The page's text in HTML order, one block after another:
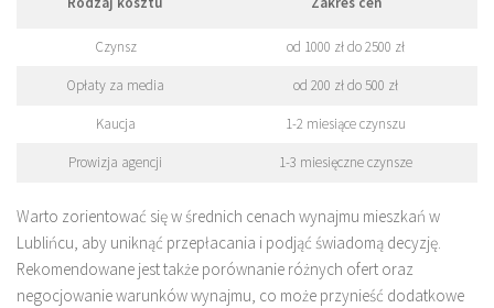
Czynsz od 1000 zł do 2500 zł
Opłaty za media od 200 zł do 500 zł
Kaucja 1-2 miesiące czynszu
Prowizja agencji 1-3 miesięczne czynsze
Warto zorientować się w średnich cenach wynajmu mieszkań w
Lublińcu, aby uniknąć przepłacania i podjąć świadomą decyzję.
Rekomendowane jest także porównanie różnych ofert oraz
negocjowanie warunków wynajmu, co może przynieść dodatkowe